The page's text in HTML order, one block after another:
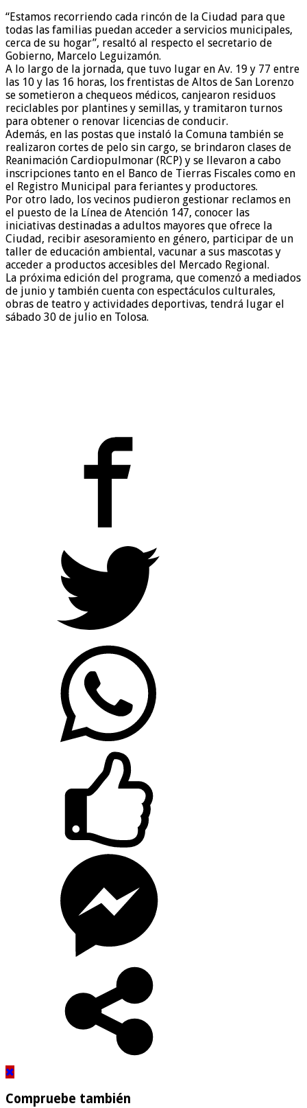
“Estamos recorriendo cada rincón de la Ciudad para que
todas las familias puedan acceder a servicios municipales,
cerca de su hogar”, resaltó al respecto el secretario de
Gobierno, Marcelo Leguizamón.
A lo largo de la jornada, que tuvo lugar en Av. 19 y 77 entre
las 10 y las 16 horas, los frentistas de Altos de San Lorenzo
se sometieron a chequeos médicos, canjearon residuos
reciclables por plantines y semillas, y tramitaron turnos
para obtener o renovar licencias de conducir.
Además, en las postas que instaló la Comuna también se
realizaron cortes de pelo sin cargo, se brindaron clases de
Reanimación Cardiopulmonar (RCP) y se llevaron a cabo
inscripciones tanto en el Banco de Tierras Fiscales como en
el Registro Municipal para feriantes y productores.
Por otro lado, los vecinos pudieron gestionar reclamos en
el puesto de la Línea de Atención 147, conocer las
iniciativas destinadas a adultos mayores que ofrece la
Ciudad, recibir asesoramiento en género, participar de un
taller de educación ambiental, vacunar a sus mascotas y
acceder a productos accesibles del Mercado Regional.
La próxima edición del programa, que comenzó a mediados
de junio y también cuenta con espectáculos culturales,
obras de teatro y actividades deportivas, tendrá lugar el
sábado 30 de julio en Tolosa.
Compruebe también